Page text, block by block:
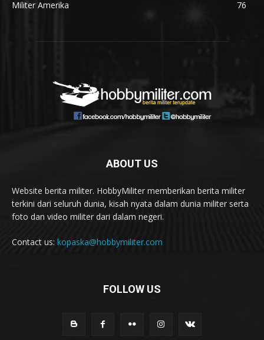
Militer Amerika
76
ABOUT US
Website berita militer. HobbyMiliter memberikan berita militer
terkini dari seluruh dunia, kisah nyata dalam dunia militer serta
foto dan video militer dari dalam negeri.
Contact us: kopaska@hobbymiliter.com
FOLLOW US